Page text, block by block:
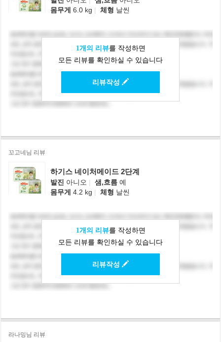
몸무게 6.0 kg | 체형 날씬
1개의 리뷰를 작성하면
모든 리뷰를 확인하실 수 있습니다
리뷰작성
꼬고네님 리뷰
하기스 네이처메이드 2단계
발진 아니오 | 샘,흐름 예
몸무게 4.2 kg | 체형 날씬
1개의 리뷰를 작성하면
모든 리뷰를 확인하실 수 있습니다
리뷰작성
라나밍님 리뷰